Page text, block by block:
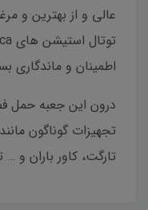
عالی و از بهترین و
اطمینان و ماندگاری
درون این جعبه حمل
تجهیزات گوناگون
تارگت، کاور باران و